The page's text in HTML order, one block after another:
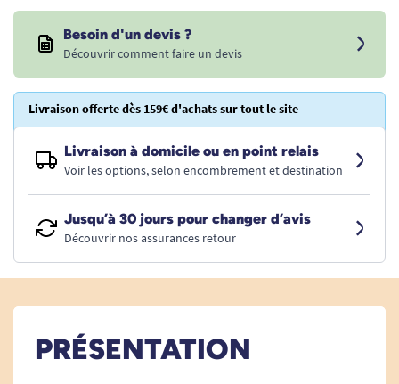
Besoin d'un devis ?
Découvrir comment faire un devis
Livraison offerte dès 159€ d'achats sur tout le site
Livraison à domicile ou en point relais
Voir les options, selon encombrement et destination
Jusqu’à 30 jours pour changer d’avis
Découvrir nos assurances retour
PRÉSENTATION